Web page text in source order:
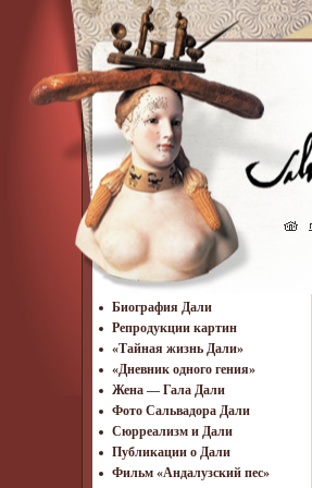
Биография Дали
Репродукции картин
«Тайная жизнь Дали»
«Дневник одного гения»
Жена — Гала Дали
Фото Сальвадора Дали
Cюрреализм и Дали
Публикации о Дали
Фильм «Андалузский пес»